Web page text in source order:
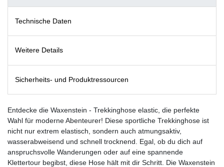
Technische Daten
Weitere Details
Sicherheits- und Produktressourcen
Entdecke die Waxenstein - Trekkinghose elastic, die perfekte
Wahl für moderne Abenteurer! Diese sportliche Trekkinghose ist
nicht nur extrem elastisch, sondern auch atmungsaktiv,
wasserabweisend und schnell trocknend. Egal, ob du dich auf
anspruchsvolle Wanderungen oder auf eine spannende
Klettertour begibst, diese Hose hält mit dir Schritt. Die Waxenstein